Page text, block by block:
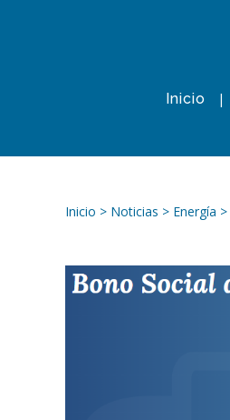
Inicio
Inicio > Noticias > Energía >